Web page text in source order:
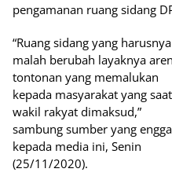
pengamanan ruang sidang
“Ruang sidang yang
malah berubah layaknya
tontonan yang memalukan
kepada masyarakat yang
wakil rakyat dimaksud,”
sambung sumber yang
kepada media ini, Senin
(25/11/2020).